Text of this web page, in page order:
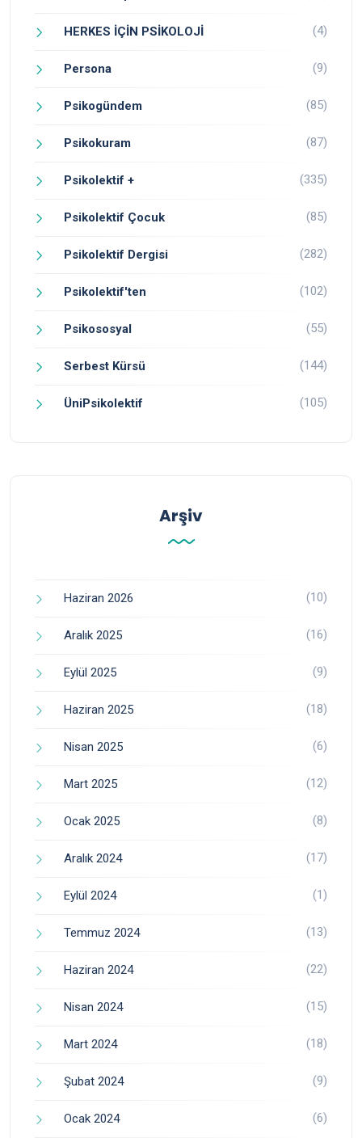
HERKES İÇİN PSİKOLOJİ (4)
Persona (9)
Psikogündem (85)
Psikokuram (87)
Psikolektif + (335)
Psikolektif Çocuk (85)
Psikolektif Dergisi (282)
Psikolektif'ten (102)
Psikososyal (55)
Serbest Kürsü (144)
ÜniPsikolektif (105)
Arşiv
Haziran 2026 (10)
Aralık 2025 (16)
Eylül 2025 (9)
Haziran 2025 (18)
Nisan 2025 (6)
Mart 2025 (12)
Ocak 2025 (8)
Aralık 2024 (17)
Eylül 2024 (1)
Temmuz 2024 (13)
Haziran 2024 (22)
Nisan 2024 (15)
Mart 2024 (18)
Şubat 2024 (9)
Ocak 2024 (6)